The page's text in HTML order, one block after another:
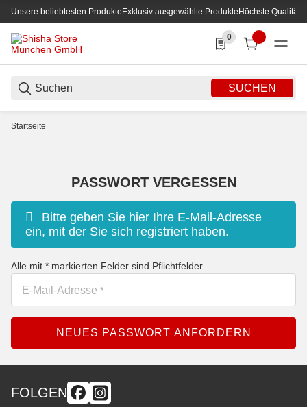
Unsere beliebtesten ProdukteExklusiv ausgewählte ProdukteHöchste Qualität
SUCHEN
0
0 Produkte in der
Startseite
PASSWORT VERGESSEN
x
Bitte geben Sie hier Ihre E-Mail-Adresse
ein, mit der Sie sich registriert haben.
Honeypot
Alle mit * markierten Felder sind Pflichtfelder.
E-Mail-Adresse *
NEUES PASSWORT ANFORDERN
FOLGEN